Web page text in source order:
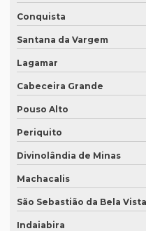
Serviço de intérprete inglês
Serviço de intérpretes de
Serviço de legendagem
Serviço de legendagem de
Serviço de revisão de artigos
Serviço de revisão gramatical
Serviço de revisão ortográfica
Serviço de revisão de teses e
Conquista
Santana da Vargem
Lagamar
Cabeceira Grande
Pouso Alto
Periquito
Divinolândia de Minas
Machacalis
São Sebastião da Bela Vista
Indaiabira